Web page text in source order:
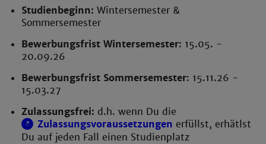
Studienbeginn: Wintersemester &
Sommersemester
Bewerbungsfrist Wintersemester: 15.05. -
20.09.26
Bewerbungsfrist Sommersemester: 15.11.26 -
15.03.27
Zulassungsfrei: d.h. wenn Du die
Zulassungsvoraussetzungen erfüllst, erhätlst
Du auf jeden Fall einen Studienplatz